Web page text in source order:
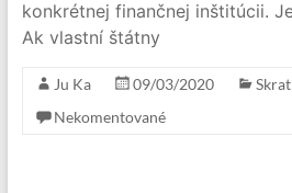
konkrétnej finančnej inštitúcii.
Ak vlastní štátny
Ju Ka 09/03/2020
Nekomentované